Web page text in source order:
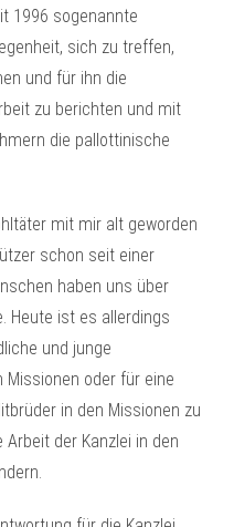
1996 sogenannte
sich zu treffen,
und für ihn die
zu berichten und mit
die pallottinische
mit mir alt geworden
schon seit einer
haben uns über
Heute ist es allerdings
und junge
Missionen oder für eine
in den Missionen zu
Arbeit der Kanzlei in den